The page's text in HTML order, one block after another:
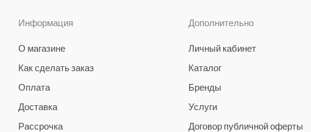
Информация
О магазине
Как сделать заказ
Оплата
Доставка
Рассрочка
Дополнительно
Личный кабинет
Каталог
Бренды
Услуги
Договор публичной оферты